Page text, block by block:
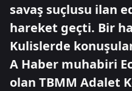
savaş suçlusu ilan
hareket geçti. Bir
Kulislerde
A Haber muhabiri
olan TBMM Adalet